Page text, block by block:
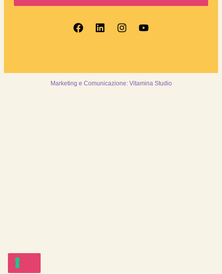
Marketing e Comunicazione: Vitamina Studio